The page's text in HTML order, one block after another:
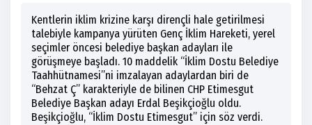
Kentlerin iklim krizine karşı dirençli hale getirilmesi
talebiyle kampanya yürüten Genç İklim Hareketi, yerel
seçimler öncesi belediye başkan adayları ile
görüşmeye başladı. 10 maddelik “İklim Dostu Belediye
Taahhütnamesi”ni imzalayan adaylardan biri de
“Behzat Ç” karakteriyle de bilinen CHP Etimesgut
Belediye Başkan adayı Erdal Beşikçioğlu oldu.
Beşikçioğlu, “İklim Dostu Etimesgut” için söz verdi.